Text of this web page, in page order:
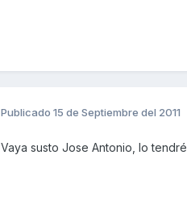
Publicado 15 de Septiembre del 2011
Vaya susto Jose Antonio, lo